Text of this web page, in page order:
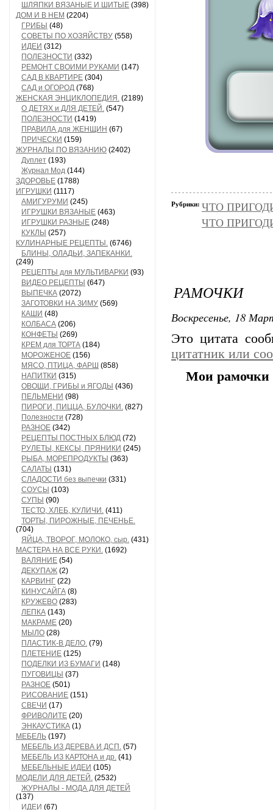
ШЛЯПКИ ВЯЗАНЫЕ И ШИТЫЕ (398)
ДОМ И В НЕМ (2204)
ГРИБЫ (48)
СОВЕТЫ ПО ХОЗЯЙСТВУ (558)
ИДЕИ (312)
ПОЛЕЗНОСТИ (332)
РЕМОНТ СВОИМИ РУКАМИ (147)
САД В КВАРТИРЕ (304)
САД и ОГОРОД (768)
ЖЕНСКАЯ ЭНЦИКЛОПЕДИЯ. (2189)
О ДЕТЯХ и ДЛЯ ДЕТЕЙ. (547)
ПОЛЕЗНОСТИ (1419)
ПРАВИЛА для ЖЕНЩИН (67)
ПРИЧЕСКИ (159)
ЖУРНАЛЫ ПО ВЯЗАНИЮ (2402)
Дуплет (193)
Журнал Мод (144)
ЗДОРОВЬЕ (1788)
ИГРУШКИ (1117)
АМИГУРУМИ (245)
ИГРУШКИ ВЯЗАНЫЕ (463)
ИГРУШКИ РАЗНЫЕ (248)
КУКЛЫ (257)
КУЛИНАРНЫЕ РЕЦЕПТЫ. (6746)
БЛИНЫ, ОЛАДЬИ, ЗАПЕКАНКИ.
(249)
РЕЦЕПТЫ для МУЛЬТИВАРКИ (93)
ВИДЕО РЕЦЕПТЫ (647)
ВЫПЕЧКА (2072)
ЗАГОТОВКИ НА ЗИМУ (569)
КАШИ (48)
КОЛБАСА (206)
КОНФЕТЫ (269)
КРЕМ для ТОРТА (184)
МОРОЖЕНОЕ (156)
МЯСО, ПТИЦА, ФАРШ (858)
НАПИТКИ (315)
ОВОЩИ, ГРИБЫ и ЯГОДЫ (436)
ПЕЛЬМЕНИ (98)
ПИРОГИ, ПИЦЦА, БУЛОЧКИ. (827)
Полезности (728)
РАЗНОЕ (342)
РЕЦЕПТЫ ПОСТНЫХ БЛЮД (72)
РУЛЕТЫ, КЕКСЫ, ПРЯНИКИ (245)
РЫБА, МОРЕПРОДУКТЫ (363)
САЛАТЫ (131)
СЛАДОСТИ без выпечки (331)
СОУСЫ (103)
СУПЫ (90)
ТЕСТО, ХЛЕБ, КУЛИЧИ. (411)
ТОРТЫ, ПИРОЖНЫЕ, ПЕЧЕНЬЕ.
(704)
ЯЙЦА, ТВОРОГ, МОЛОКО, сыр. (431)
МАСТЕРА НА ВСЕ РУКИ. (1692)
ВАЛЯНИЕ (54)
ДЕКУПАЖ (2)
КАРВИНГ (22)
КИНУСАЙГА (8)
КРУЖЕВО (283)
ЛЕПКА (143)
МАКРАМЕ (20)
МЫЛО (28)
ПЛАСТИК-В ДЕЛО. (79)
ПЛЕТЕНИЕ (125)
ПОДЕЛКИ ИЗ БУМАГИ (148)
ПУГОВИЦЫ (37)
РАЗНОЕ (501)
РИСОВАНИЕ (151)
СВЕЧИ (17)
ФРИВОЛИТЕ (20)
ЭНКАУСТИКА (1)
МЕБЕЛЬ (197)
МЕБЕЛЬ ИЗ ДЕРЕВА И ДСП. (57)
МЕБЕЛЬ ИЗ КАРТОНА и др. (41)
МЕБЕЛЬНЫЕ ИДЕИ (105)
МОДЕЛИ ДЛЯ ДЕТЕЙ. (2532)
ЖУРНАЛЫ - МОДА ДЛЯ ДЕТЕЙ
(137)
ИДЕИ (67)
Рубрики: ЧТО
ЧТО
РАМОЧКИ
Воскресенье, 18
Это цитата
цитатник или
Мои рамочки